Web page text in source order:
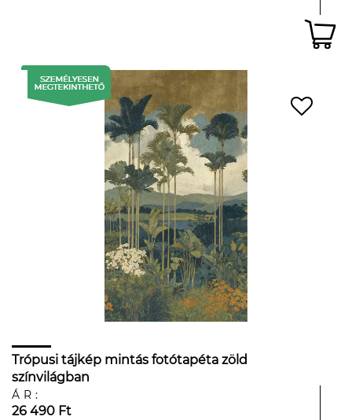
Trópusi tájkép mintás fotótapéta zöld
színvilágban
ÁR:
26 490 Ft